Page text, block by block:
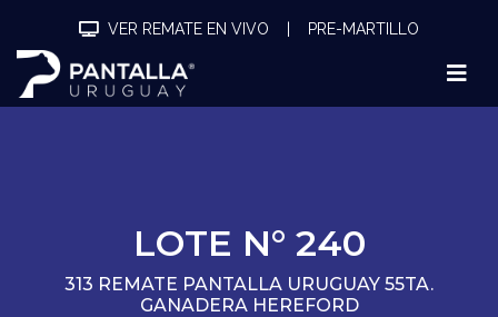
VER REMATE EN VIVO PRE-MARTILLO
LOTE N° 240
313 REMATE PANTALLA URUGUAY 55TA.
GANADERA HEREFORD